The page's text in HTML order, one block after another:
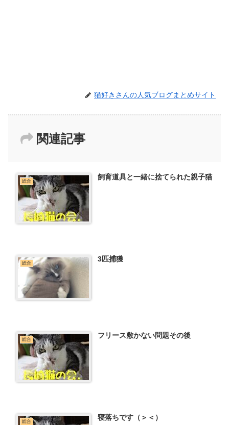
猫好きさんの人気ブログまとめサイト
関連記事
総合 飼育道具と一緒に捨てられた親子猫
総合 3匹捕獲
総合 フリース敷かない問題その後
総合 寝落ちです（＞＜）